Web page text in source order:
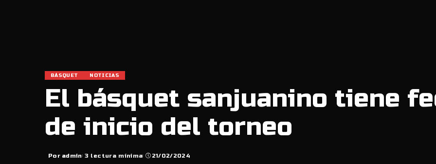
BÁSQUET NOTICIAS
El básquet sanjuanino tiene
de inicio del torneo
Posted
Por admin 3 lectura mínima 21/02/2024